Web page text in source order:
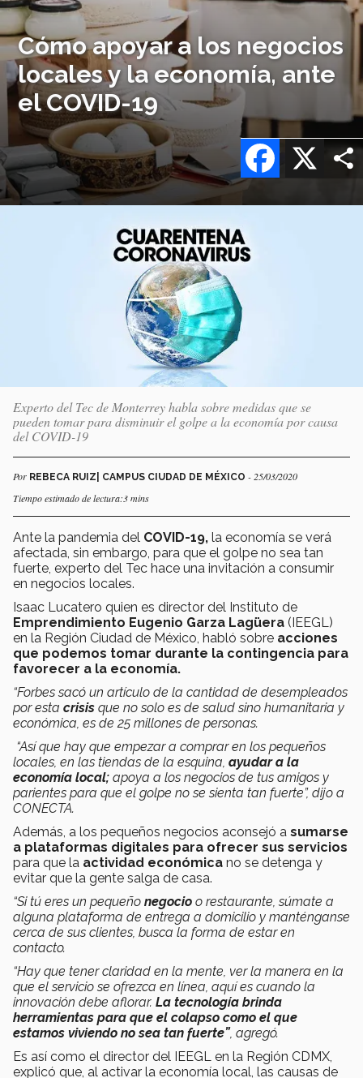
Cómo apoyar a los negocios
locales y la economía, ante
el COVID-19
X
Facebook
Experto del Tec de Monterrey habla sobre medidas que se
pueden tomar para disminuir el golpe a la economía por causa
del COVID-19
Por REBECA RUIZ| CAMPUS CIUDAD DE MÉXICO - 25/03/2020
Tiempo estimado de lectura:3 mins
Ante la pandemia del COVID-19, la economía se verá
afectada, sin embargo, para que el golpe no sea tan
fuerte, experto del Tec hace una invitación a consumir
en negocios locales.
Isaac Lucatero quien es director del Instituto de
Emprendimiento Eugenio Garza Lagüera (IEEGL)
en la Región Ciudad de México, habló sobre acciones
que podemos tomar durante la contingencia para
favorecer a la economía.
“Forbes sacó un artículo de la cantidad de desempleados
por esta crisis que no solo es de salud sino humanitaria y
económica, es de 25 millones de personas.
“Así que hay que empezar a comprar en los pequeños
locales, en las tiendas de la esquina, ayudar a la
economía local; apoya a los negocios de tus amigos y
parientes para que el golpe no se sienta tan fuerte”, dijo a
CONECTA.
Además, a los pequeños negocios aconsejó a sumarse
a plataformas digitales para ofrecer sus servicios
para que la actividad económica no se detenga y
evitar que la gente salga de casa.
“Si tú eres un pequeño negocio o restaurante, súmate a
alguna plataforma de entrega a domicilio y manténganse
cerca de sus clientes, busca la forma de estar en
contacto.
“Hay que tener claridad en la mente, ver la manera en la
que el servicio se ofrezca en línea, aquí es cuando la
innovación debe aflorar. La tecnología brinda
herramientas para que el colapso como el que
estamos viviendo no sea tan fuerte”, agregó.
Es así como el director del IEEGL en la Región CDMX,
explicó que, al activar la economía local, las causas de